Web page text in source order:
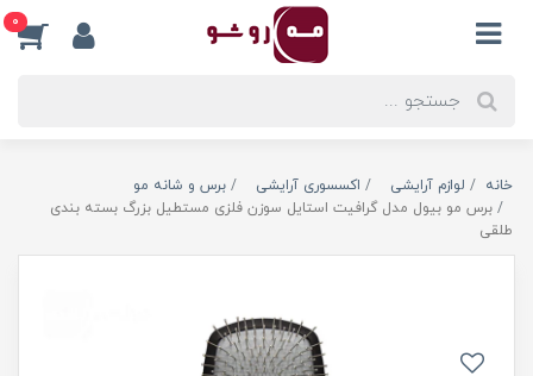
0
خانه لوازم آرایشی اکسسوری آرایشی
برس و شانه مو
برس مو بیول مدل گرافیت استایل سوزن فلزی مستطیل بزرگ بسته بندی
طلقی